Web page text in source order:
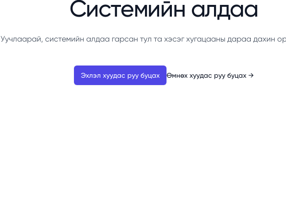
Системийн алдаа
Уучлаарай, системийн алдаа гарсан тул та хэсэг хугацааны дараа дахин
Эхлэл хуудас руу буцах Өмнөх хуудас руу буцах →